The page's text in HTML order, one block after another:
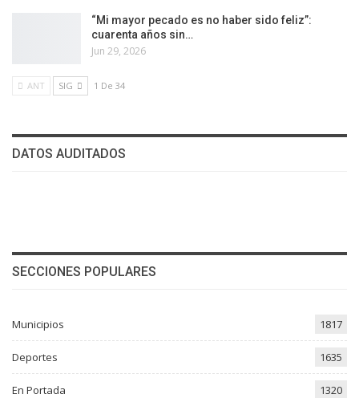
“Mi mayor pecado es no haber sido feliz”:
cuarenta años sin…
Jun 29, 2026
ANT SIG 1 De 34
DATOS AUDITADOS
SECCIONES POPULARES
Municipios 1817
Deportes 1635
En Portada 1320